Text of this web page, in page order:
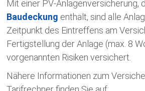
Mit einer PV-Anlagenversicherung,
Baudeckung enthält, sind alle
Zeitpunkt des Eintreffens am
Fertigstellung der Anlage (max. 8
vorgenannten Risiken versichert.
Nähere Informationen zum